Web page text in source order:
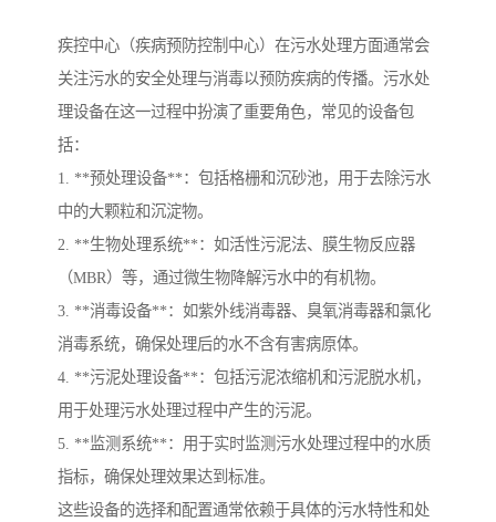
疾控中心（疾病预防控制中心）在污水处理方面通常会
关注污水的安全处理与消毒以预防疾病的传播。污水处
理设备在这一过程中扮演了重要角色，常见的设备包
括：
1. **预处理设备**：包括格栅和沉砂池，用于去除污水
中的大颗粒和沉淀物。
2. **生物处理系统**：如活性污泥法、膜生物反应器
（MBR）等，通过微生物降解污水中的有机物。
3. **消毒设备**：如紫外线消毒器、臭氧消毒器和氯化
消毒系统，确保处理后的水不含有害病原体。
4. **污泥处理设备**：包括污泥浓缩机和污泥脱水机，
用于处理污水处理过程中产生的污泥。
5. **监测系统**：用于实时监测污水处理过程中的水质
指标，确保处理效果达到标准。
这些设备的选择和配置通常依赖于具体的污水特性和处